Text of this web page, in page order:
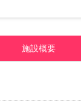
施設概要